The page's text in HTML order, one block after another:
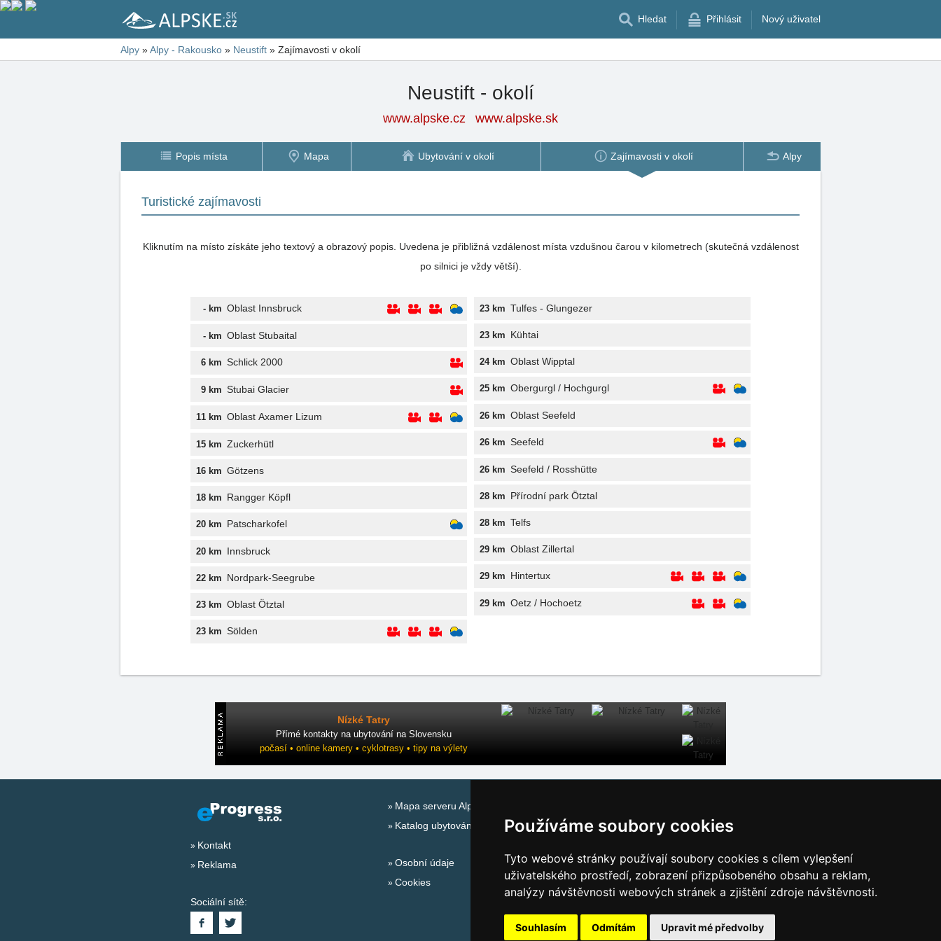
Používáme soubory cookies
Tyto webové stránky používají soubory cookies s cílem vylepšení
uživatelského prostředí, zobrazení přizpůsobeného obsahu a reklam,
analýzy návštěvnosti webových stránek a zjištění zdroje návštěvnosti.
Souhlasím Odmítám Upravit mé předvolby
Hledat Přihlásit Nový uživatel
Alpy »Alpy - Rakousko » Neustift » Zajímavosti v okolí
Neustift - okolí
www.alpske.cz www.alpske.sk
Popis místa Mapa Ubytování v okolí Zajímavosti v okolí Alpy
Turistické zajímavosti
Kliknutím na místo získáte jeho textový a obrazový popis. Uvedena je přibližná vzdálenost místa vzdušnou čarou v kilometrech (skutečná vzdálenost
po silnici je vždy větší).
- km Oblast Innsbruck
- km Oblast Stubaital
6 km Schlick 2000
9 km Stubai Glacier
11 km Oblast Axamer Lizum
15 km Zuckerhütl
16 km Götzens
18 km Rangger Köpfl
20 km Patscharkofel
20 km Innsbruck
22 km Nordpark-Seegrube
23 km Oblast Ötztal
23 km Sölden
23 km Tulfes - Glungezer
23 km Kühtai
24 km Oblast Wipptal
25 km Obergurgl / Hochgurgl
26 km Oblast Seefeld
26 km Seefeld
26 km Seefeld / Rosshütte
28 km Přírodní park Ötztal
28 km Telfs
29 km Oblast Zillertal
29 km Hintertux
29 km Oetz / Hochoetz
Nízké Tatry
Přímé kontakty na ubytování na Slovensku
počasí • online kamery • cyklotrasy • tipy na výlety
Kontakt
Reklama
Sociální sítě:
Mapa serveru Alpy - Rakousko
Katalog ubytování
Osobní údaje
Cookies
České hory
Chorvatsko